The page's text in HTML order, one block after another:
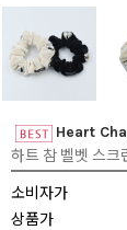
Heart
하트 참 벨벳 스크
소비자가
상품가